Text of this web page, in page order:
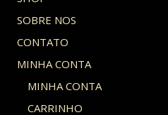
SOBRE NOS
CONTATO
MINHA CONTA
MINHA CONTA
CARRINHO